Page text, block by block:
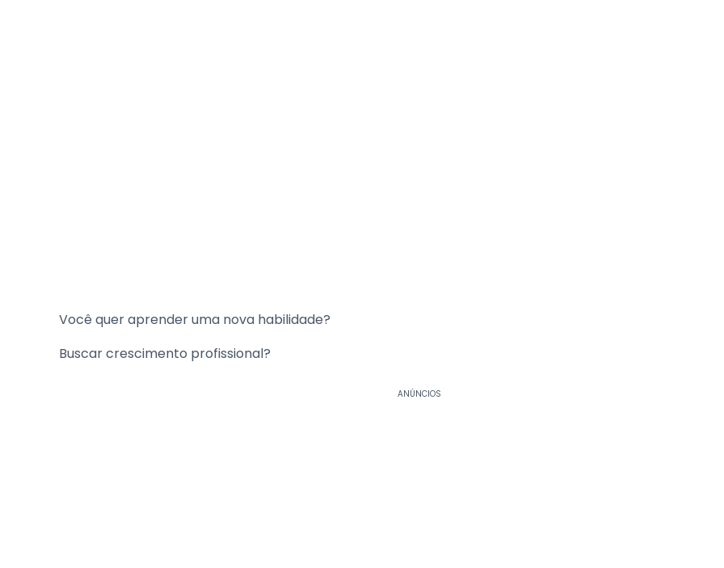
Você quer aprender uma nova habilidade?
Buscar crescimento profissional?
ANÚNCIOS